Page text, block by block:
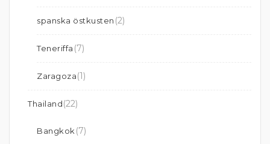
spanska östkusten (2)
Teneriffa (7)
Zaragoza(1)
Thailand(22)
Bangkok (7)